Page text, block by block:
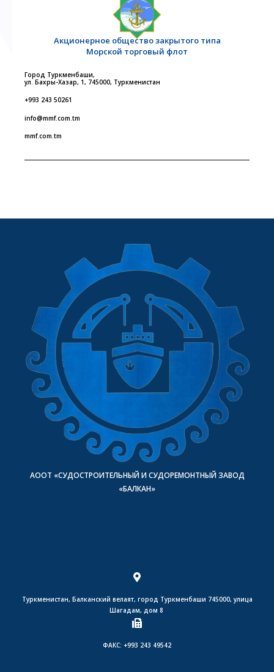
Акционерное общество закрытого типа
Морской торговый флот
Город Туркменбаши,
ул. Бахры-Хазар, 1, 745000, Туркменистан
+993 243 50261
info@mmf.com.tm
mmf.com.tm
АООТ «СУДОСТРОИТЕЛЬНЫЙ И СУДОРЕМОНТНЫЙ ЗАВОД
«БАЛКАН»
Туркменистан, Балканский велаят, город Туркменбаши 745000, улица
Шагадам, дом 8
ФАКС: +993 243 49542